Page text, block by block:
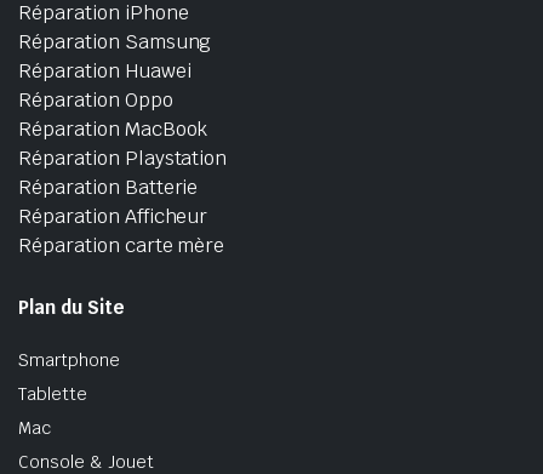
Réparation iPhone
Réparation Samsung
Réparation Huawei
Réparation Oppo
Réparation MacBook
Réparation Playstation
Réparation Batterie
Réparation Afficheur
Réparation carte mère
Plan du Site
Smartphone
Tablette
Mac
Console & Jouet